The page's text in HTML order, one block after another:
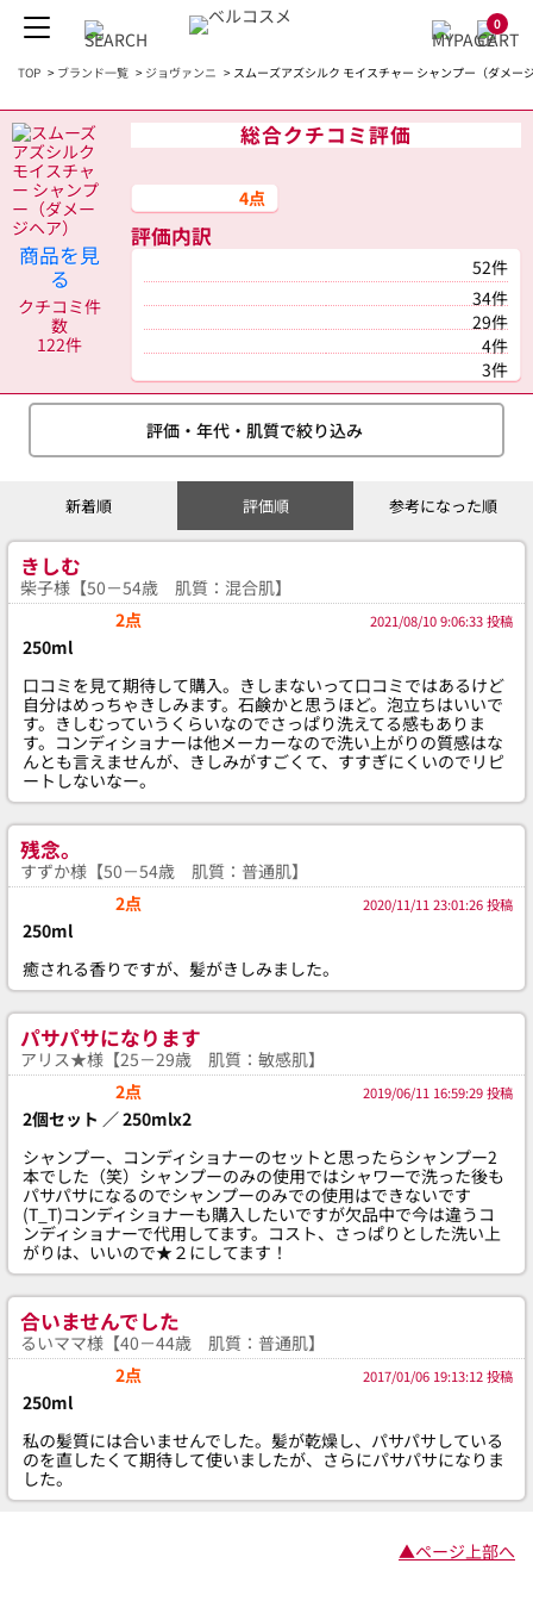
0
TOP > ブランド一覧 > ジョヴァンニ > スムーズアズシルク モイスチャー シャンプー（ダメー
商品を見
る
クチコミ件
数
122件
総合クチコミ評価
4点
評価内訳
52件
34件
29件
4件
3件
評価・年代・肌質で絞り込み
新着順 評価順 参考になった順
きしむ
柴子様【50－54歳 肌質：混合肌】
2点
2021/08/10 9:06:33 投稿
250ml
口コミを見て期待して購入。きしまないって口コミではあるけど
自分はめっちゃきしみます。石鹸かと思うほど。泡立ちはいいで
す。きしむっていうくらいなのでさっぱり洗えてる感もありま
す。コンディショナーは他メーカーなので洗い上がりの質感はな
んとも言えませんが、きしみがすごくて、すすぎにくいのでリピ
ートしないなー。
残念。
すずか様【50－54歳 肌質：普通肌】
2点
2020/11/11 23:01:26 投稿
250ml
癒される香りですが、髪がきしみました。
パサパサになります
アリス★様【25－29歳 肌質：敏感肌】
2点
2019/06/11 16:59:29 投稿
2個セット ／ 250mlx2
シャンプー、コンディショナーのセットと思ったらシャンプー2
本でした（笑）シャンプーのみの使用ではシャワーで洗った後も
パサパサになるのでシャンプーのみでの使用はできないです
(T_T)コンディショナーも購入したいですが欠品中で今は違うコ
ンディショナーで代用してます。コスト、さっぱりとした洗い上
がりは、いいので★２にしてます！
合いませんでした
るいママ様【40－44歳 肌質：普通肌】
2点
2017/01/06 19:13:12 投稿
250ml
私の髪質には合いませんでした。髪が乾燥し、パサパサしている
のを直したくて期待して使いましたが、さらにパサパサになりま
した。
▲ページ上部へ